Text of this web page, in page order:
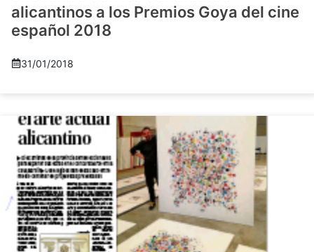
alicantinos a los Premios Goya del cine
español 2018
31/01/2018